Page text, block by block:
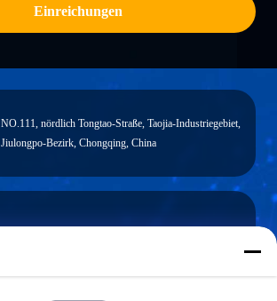
Einreichungen
NO.111, nördlich Tongtao-Straße, Taojia-Industriegebiet,
Jiulongpo-Bezirk, Chongqing, China